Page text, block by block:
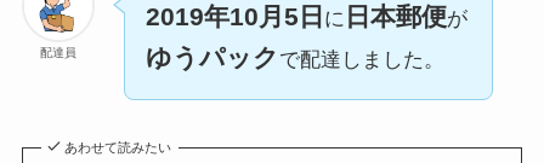
配達員
2019年10月5日 に 日本郵便が
ゆうパック で配達しました。
あわせて読みたい